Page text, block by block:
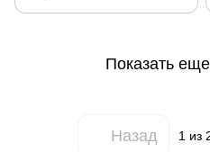
Показать
Назад 1 из